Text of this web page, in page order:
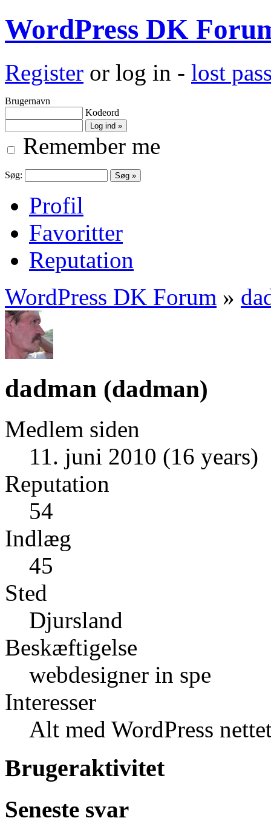
WordPress DK
Register or log in - lost
Brugernavn
Kodeord
Remember me
Søg:
Profil
Favoritter
Reputation
WordPress DK Forum »
dadman (dadman)
Medlem siden
11. juni 2010 (16 years)
Reputation
54
Indlæg
45
Sted
Djursland
Beskæftigelse
webdesigner in spe
Interesser
Alt med WordPress
Brugeraktivitet
Seneste svar